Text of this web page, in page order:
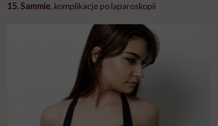
15. Sammie, komplikacje po laparoskopii